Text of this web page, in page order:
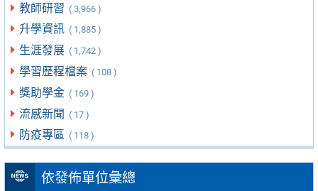
教師研習 ( 3,966 )
升學資訊 ( 1,885 )
生涯發展 ( 1,742 )
學習歷程檔案 ( 108 )
獎助學金 ( 169 )
流感新聞 ( 17 )
防疫專區 ( 118 )
依發佈單位彙總